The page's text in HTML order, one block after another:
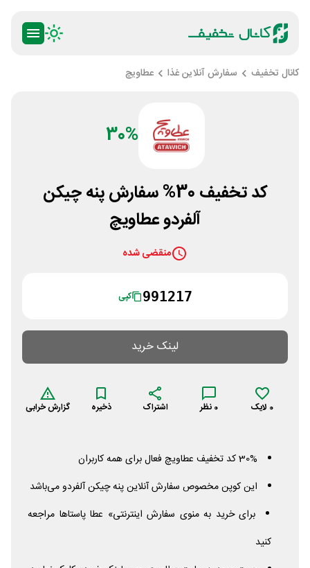
کانال تخفیف سفارش آنلاین غذا عطاویچ
30%
کد تخفیف 30% سفارش پنه چیکن
آلفردو عطاویچ
منقضی شده
991217 کپی
لینک خرید
0 لایک 0 نظر اشتراک ذخیره گزارش خرابی
30% کد تخفیف عطاویچ فعال برای همه کاربران
این کوپن مخصوص سفارش آنلاین پنه چیکن آلفردو می‌باشد
برای خرید به منوی سفارش اینترنتی» عطا پاستاها مراجعه
کنید